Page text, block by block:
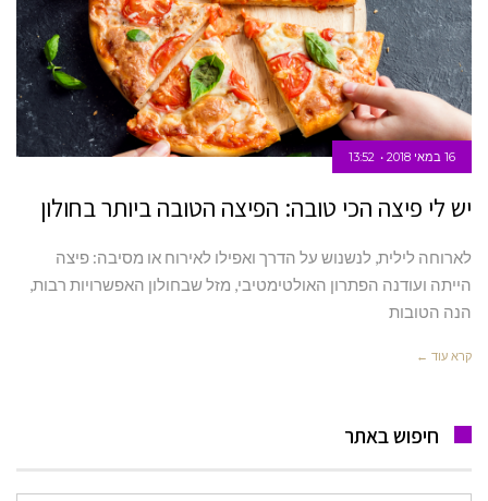
16 במאי 2018 13:52
יש לי פיצה הכי טובה: הפיצה הטובה ביותר בחולון
לארוחה לילית, לנשנוש על הדרך ואפילו לאירוח או מסיבה: פיצה
הייתה ועודנה הפתרון האולטימטיבי, מזל שבחולון האפשרויות רבות,
הנה הטובות
קרא עוד ←
חיפוש באתר